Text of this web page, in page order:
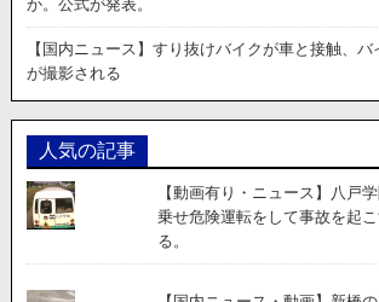
か。公式が発表。
【国内ニュース】すり抜けバイクが車と接触、
が撮影される
人気の記事
【動画有り・ニュース】八戸
乗せ危険運転をして事故を起
る。